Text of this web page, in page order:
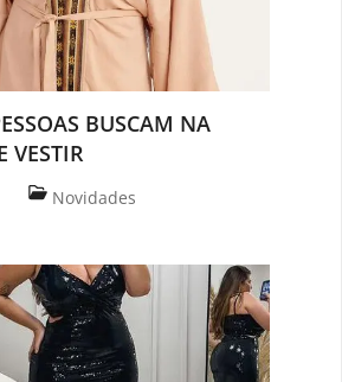
BUSCAM NA
VESTIR
Novidades